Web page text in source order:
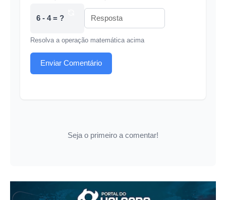
6 - 4 = ?
Resolva a operação matemática acima
Enviar Comentário
Seja o primeiro a comentar!